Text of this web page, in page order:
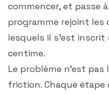
commencer, et passe
programme rejoint les
lesquels il s'est inscrit
centime.
Le problème n'est pas
friction. Chaque